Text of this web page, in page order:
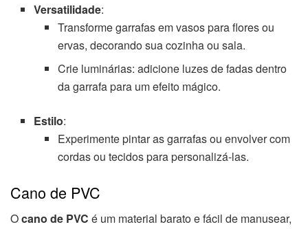
Versatilidade:
Transforme garrafas em vasos para flores ou
ervas, decorando sua cozinha ou sala.
Crie luminárias: adicione luzes de fadas dentro
da garrafa para um efeito mágico.
Estilo:
Experimente pintar as garrafas ou envolver com
cordas ou tecidos para personalizá-las.
Cano de PVC
Ocano de PVC é um material barato e fácil de manusear,